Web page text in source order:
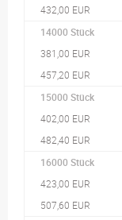
432,00 EUR
14000 Stück
381,00 EUR
457,20 EUR
15000 Stück
402,00 EUR
482,40 EUR
16000 Stück
423,00 EUR
507,60 EUR